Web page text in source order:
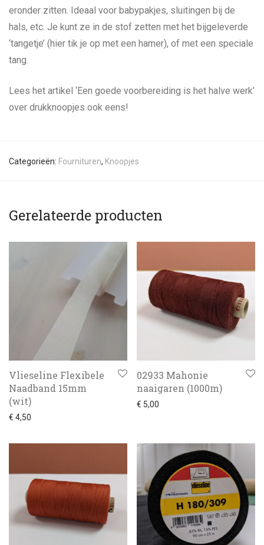
eronder zitten. Ideaal voor babypakjes, sluitingen bij de
hals, etc. Je kunt ze in de stof zetten met het bijgeleverde
‘tangetje’ (hier tik je op met een hamer), of met een speciale
tang.
Lees het artikel ‘Een goede voorbereiding is het halve werk’
over drukknoopjes ook eens!
Categorieën: Fournituren, Knoopjes
Gerelateerde producten
Vlieseline Flexibele
Naadband 15mm
(wit)
€ 4,50
02933 Mahonie
naaigaren (1000m)
€ 5,00